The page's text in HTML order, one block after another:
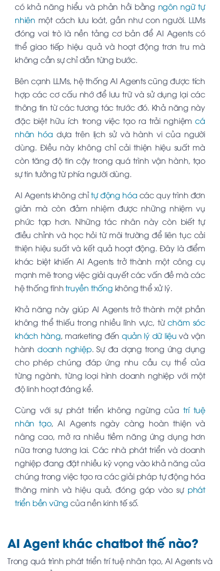
có khả năng hiểu và phản hồi bằng ngôn ngữ tự
nhiên một cách lưu loát, gần như con người. LLMs
đóng vai trò là nền tảng cơ bản để AI Agents có
thể giao tiếp hiệu quả và hoạt động trơn tru mà
không cần sự chỉ dẫn từng bước.
Bên cạnh LLMs, hệ thống AI Agents cũng được tích
hợp các cơ cấu nhớ để lưu trữ và sử dụng lại các
thông tin từ các tương tác trước đó. Khả năng này
đặc biệt hữu ích trong việc tạo ra trải nghiệmcá
nhân hóa dựa trên lịch sử và hành vi của người
dùng. Điều này không chỉ cải thiện hiệu suất mà
còn tăng độ tin cậy trong quá trình vận hành, tạo
sự tin tưởng từ phía người dùng.
AI Agents không chỉtự động hóa các quy trình đơn
giản mà còn đảm nhiệm được những nhiệm vụ
phức tạp hơn. Những tác nhân này còn biết tự
điều chỉnh và học hỏi từ môi trường để liên tục cải
thiện hiệu suất và kết quả hoạt động. Đây là điểm
khác biệt khiến AI Agents trở thành một công cụ
mạnh mẽ trong việc giải quyết các vấn đề mà các
hệ thống tĩnhtruyền thống không thể xử lý.
Khả năng này giúp AI Agents trở thành một phần
không thể thiếu trong nhiều lĩnh vực, từchăm sóc
khách hàng, marketing đến quản lý dữ liệu và vận
hành doanh nghiệp. Sự đa dạng trong ứng dụng
cho phép chúng đáp ứng nhu cầu cụ thể của
từng ngành, từng loại hình doanh nghiệp với một
độ linh hoạt đáng kể.
Cùng với sự phát triển không ngừng củatrí tuệ
nhân tạo, AI Agents ngày càng hoàn thiện và
nâng cao, mở ra nhiều tiềm năng ứng dụng hơn
nữa trong tương lai. Các nhà phát triển và doanh
nghiệp đang đặt nhiều kỳ vọng vào khả năng của
chúng trong việc tạo ra các giải pháp tự động hóa
thông minh và hiệu quả, đóng góp vào sự phát
triển bền vững của nền kinh tế số.
AI Agent khác chatbot thế nào?
Trong quá trình phát triển trí tuệ nhân tạo, AI Agentsvà